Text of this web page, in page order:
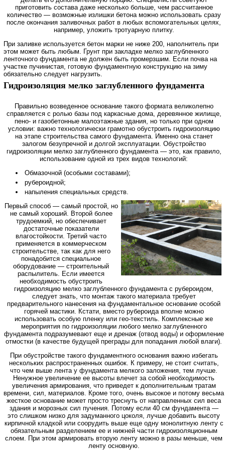
приготовить состава даже несколько больше, чем рассчитанное
количество — возможные излишки бетона можно использовать сразу
после окончания заливочных работ в любых вспомогательных целях,
например, уложить тротуарную плитку.
При заливке используется бетон марки не ниже 200, наполнитель при
этом может быть любым. Грунт при закладке мелко заглубленного
ленточного фундамента не должен быть промерзшим. Если почва на
участке пучинистая, готовую фундаментную конструкцию на зиму
обязательно следует нагрузить.
Гидроизоляция мелко заглубленного фундамента
Правильно возведенное основание такого формата великолепно
справляется с ролью базы под каркасные дома, деревянное жилище,
пено- и газобетонные малоэтажные здания, но только при одном
условии: важно технологически грамотно обустроить гидроизоляцию
на этапе строительства самого фундамента. Именно она станет
залогом безупречной и долгой эксплуатации. Обустройство
гидроизоляции мелко заглубленного фундамента — это, как правило,
использование одной из трех видов технологий:
Обмазочной (особыми составами);
рубероидной;
напыления специальных средств.
Первый способ — самый простой, но
не самый хороший. Второй более
трудоемкий, но обеспечивает
достаточные показатели
влагостойкости. Третий часто
применяется в коммерческом
строительстве, так как для него
понадобится специальное
оборудование — строительный
распылитель. Если имеется
необходимость обустроить
гидроизоляцию мелко заглубленного фундамента с рубероидом,
следует знать, что монтаж такого материала требует
предварительного нанесения на фундаментальное основание особой
горячей мастики. Кстати, вместо рубероида вполне можно
использовать особую пленку или гео-текстиль. Комплексные же
мероприятия по гидроизоляции любого мелко заглубленного
фундамента подразумевают еще и дренаж (отвод воды) и оформление
отмостки (в качестве будущей преграды для попадания любой влаги).
При обустройстве такого фундаментного основания важно избегать
нескольких распространенных ошибок. К примеру, не стоит считать,
что чем выше лента у фундамента мелкого заложения, тем лучше.
Ненужное увеличение ее высоты влечет за собой необходимость
увеличения армирования, что приведет к дополнительным тратам
времени, сил, материалов. Кроме того, очень высокое и потому весьма
жесткое основание может просто треснуть от направленных сил веса
здания и морозных сил пучения. Потому если 40 см фундамента —
это слишком низко для задуманного цоколя, лучше добавить высоту
кирпичной кладкой или соорудить выше еще одну монолитную ленту с
обязательным разделением ее и нижней части гидроизоляционным
слоем. При этом армировать вторую ленту можно в разы меньше, чем
ленту основную.